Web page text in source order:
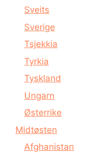
Sveits
Sverige
Tsjekkia
Tyrkia
Tyskland
Ungarn
Østerrike
Midtøsten
Afghanistan